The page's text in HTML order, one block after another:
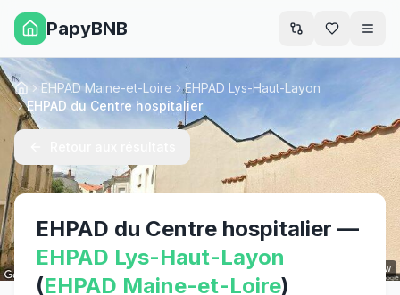
PapyBNB
Street View
AccueilEHPAD Maine-et-Loire
EHPAD Lys-Haut-Layon
EHPAD du Centre hospitalier
EHPAD du Centre hospitalier —
EHPAD Lys-Haut-Layon
(EHPAD Maine-et-Loire)